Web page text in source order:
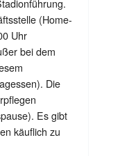
(Home-
Uhr
bei dem
Die
Es gibt
käuflich zu